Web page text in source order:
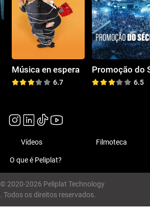
Música en espera
6.7 6.5
Vídeos Filmoteca
O que é Peliplat?
2020-2026 Peliplat Technology
Todos os direitos reservados.